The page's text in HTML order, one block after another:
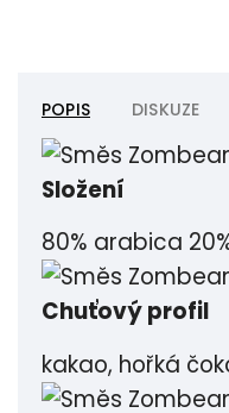
POPIS DISKUZE
Složení
80% arabica
Chuťový profil
kakao, hořká